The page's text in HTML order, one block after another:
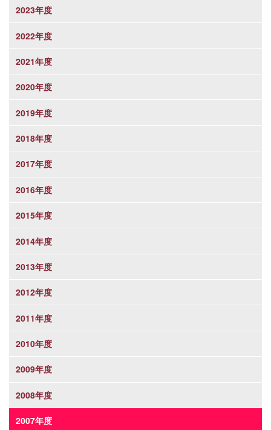
2023年度
2022年度
2021年度
2020年度
2019年度
2018年度
2017年度
2016年度
2015年度
2014年度
2013年度
2012年度
2011年度
2010年度
2009年度
2008年度
2007年度